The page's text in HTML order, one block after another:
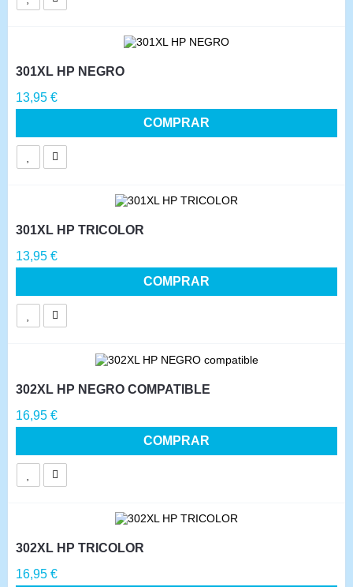
301XL HP NEGRO
Precio
13,95 €
COMPRAR
301XL HP TRICOLOR
Precio
13,95 €
COMPRAR
302XL HP NEGRO COMPATIBLE
Precio
16,95 €
COMPRAR
302XL HP TRICOLOR
Precio
16,95 €